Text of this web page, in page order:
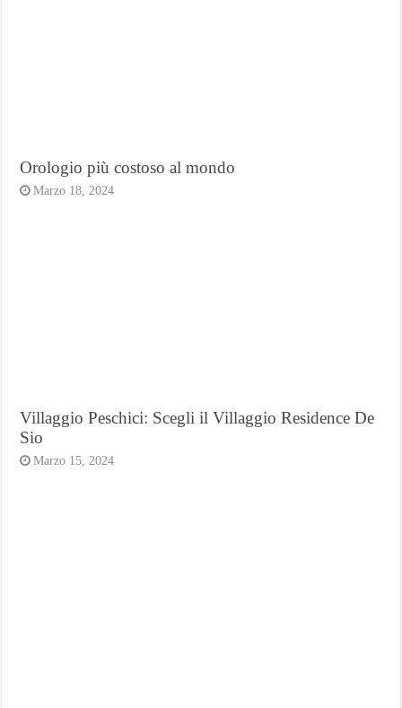
Orologio più costoso al mondo
Marzo 18, 2024
Villaggio Peschici: Scegli il Villaggio Residence De
Sio
Marzo 15, 2024